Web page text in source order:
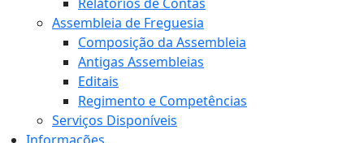
Relatórios de Contas
Assembleia de Freguesia
Composição da Assembleia
Antigas Assembleias
Editais
Regimento e Competências
Serviços Disponíveis